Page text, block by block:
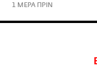
1 ΜΕΡΑ ΠΡΙΝ